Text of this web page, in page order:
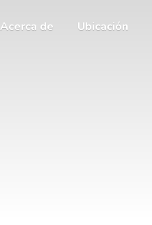
Acerca de Ubicación